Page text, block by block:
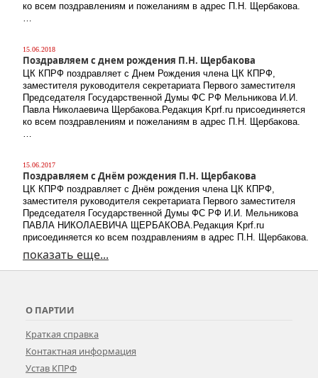
ко всем поздравлениям и пожеланиям в адрес П.Н. Щербакова.
…
15.06.2018
Поздравляем с днем рождения П.Н. Щербакова
ЦК КПРФ поздравляет с Днем Рождения члена ЦК КПРФ,
заместителя руководителя секретариата Первого заместителя
Председателя Государственной Думы ФС РФ Мельникова И.И.
Павла Николаевича Щербакова.Редакция Kprf.ru присоединяется
ко всем поздравлениям и пожеланиям в адрес П.Н. Щербакова.
…
15.06.2017
Поздравляем с Днём рождения П.Н. Щербакова
ЦК КПРФ поздравляет с Днём рождения члена ЦК КПРФ,
заместителя руководителя секретариата Первого заместителя
Председателя Государственной Думы ФС РФ И.И. Мельникова
ПАВЛА НИКОЛАЕВИЧА ЩЕРБАКОВА.Редакция Kprf.ru
присоединяется ко всем поздравлениям в адрес П.Н. Щербакова.
показать еще...
О ПАРТИИ
Краткая справка
Контактная информация
Устав КПРФ